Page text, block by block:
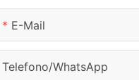
E-Mail
Telefono/WhatsApp